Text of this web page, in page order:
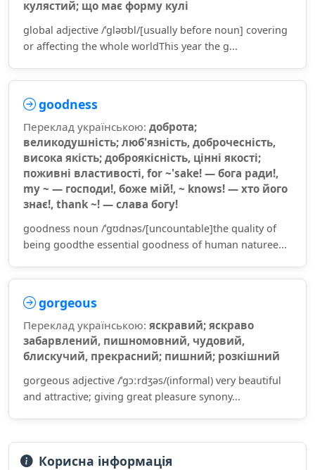
кулястий; що має форму кулі
global adjective /ˈɡləʊbl/[usually before noun] covering
or affecting the whole worldThis year the g...
goodness
Переклад українською: доброта;
великодушність; люб'язність, доброчесність,
висока якість; доброякісність, цінні якості;
поживні властивості, for ~'sake! — бога ради!,
my ~ — господи!, боже мій!, ~ knows! — хто його
знає!, thank ~! — слава богу!
goodness noun /ˈɡʊdnəs/[uncountable]the quality of
being goodthe essential goodness of human naturee...
gorgeous
Переклад українською: яскравий; яскраво
забарвлений, пишномовний, чудовий,
блискучий, прекрасний; пишний; розкішний
gorgeous adjective /ˈɡɔːrdʒəs/(informal) very beautiful
and attractive; giving great pleasure synony...
Корисна інформація